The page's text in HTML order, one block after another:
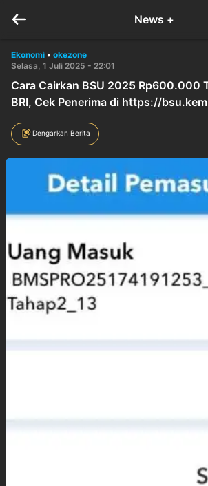
News +
Ekonomi • okezone
Selasa, 1 Juli 2025 - 22:01
Cara Cairkan BSU 2025 Rp600.000
BRI, Cek Penerima di https://
Dengarkan Berita